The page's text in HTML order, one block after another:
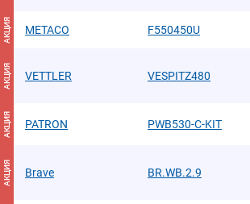
АКЦИЯ METACO F550450U
АКЦИЯ VETTLER VESPITZ480
АКЦИЯ PATRON PWB530-C-KIT
АКЦИЯ Brave BR.WB.2.9